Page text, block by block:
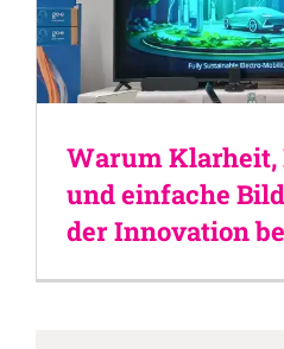
Warum Klarheit,
und einfache
der Innovation